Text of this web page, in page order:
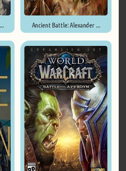
Ancient Battle: Alexander ...